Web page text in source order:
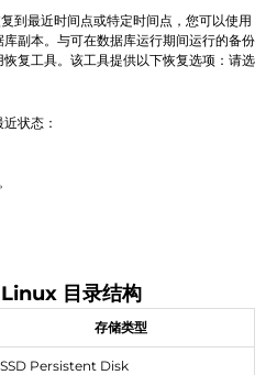
到最近时间点或特定时间点，您可以使用
副本。与可在数据库运行期间运行的备份
复工具。该工具提供以下恢复选项：请选
状态：
目录结构
存储类型
SSD Persistent Disk